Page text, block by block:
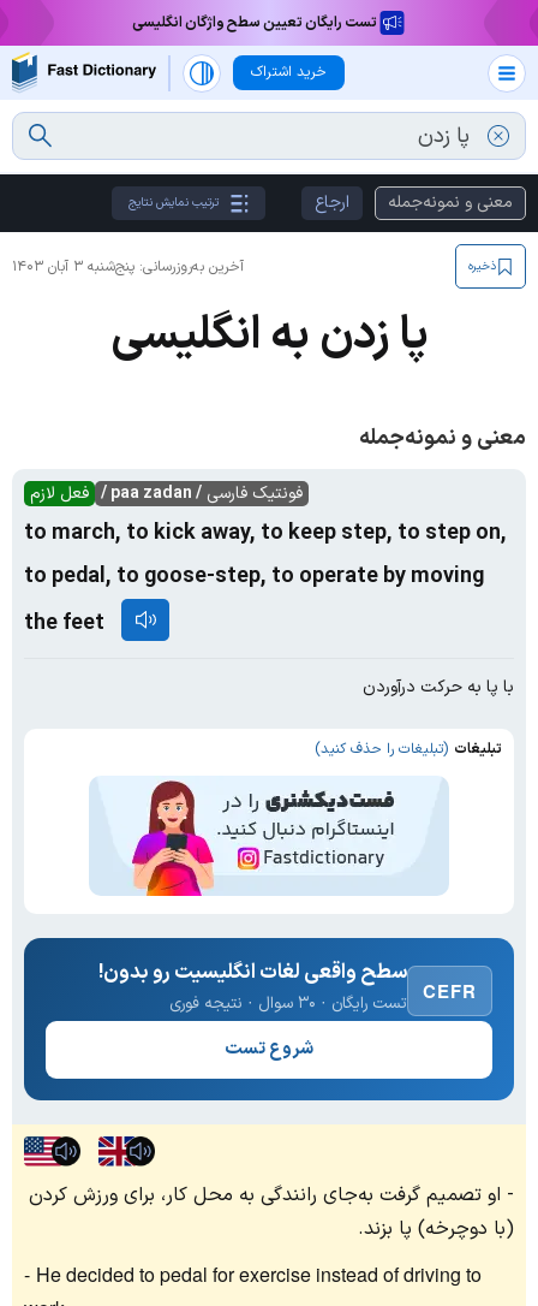
تست رایگان تعیین سطح واژگان انگلیسی
خرید اشتراک
معنی و نمونه‌جمله ارجاع ترتیب نمایش نتایج
آخرین به‌روزرسانی: پنج‌شنبه ۳ آبان ۱۴۰۳ ذخیره
پا زدن به انگلیسی
معنی و نمونه‌جمله
فعل لازم فونتیک فارسی / paa zadan /
to march, to kick away, to keep step, to step on,
to pedal, to goose-step, to operate by moving
the feet
با پا به حرکت درآوردن
تبلیغات (تبلیغات را حذف کنید)
CEFR
سطح واقعی لغات انگلیسیت رو بدون!
تست رایگان · ۳۰ سوال · نتیجه فوری
شروع تست
او تصمیم گرفت به‌جای رانندگی به محل کار، برای ورزش کردن
(با دوچرخه) پا بزند.
He decided to pedal for exercise instead of driving to